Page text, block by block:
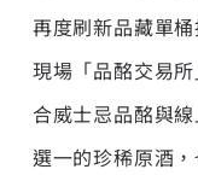
再度刷新品藏單
現場「品酩交易
合威士忌品酩與
選一的珍稀原酒